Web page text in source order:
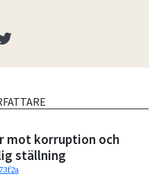
mot korruption och
ställning